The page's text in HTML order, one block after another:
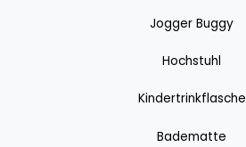
Jogger Buggy
Hochstuhl
Kindertrinkflasche
Badematte